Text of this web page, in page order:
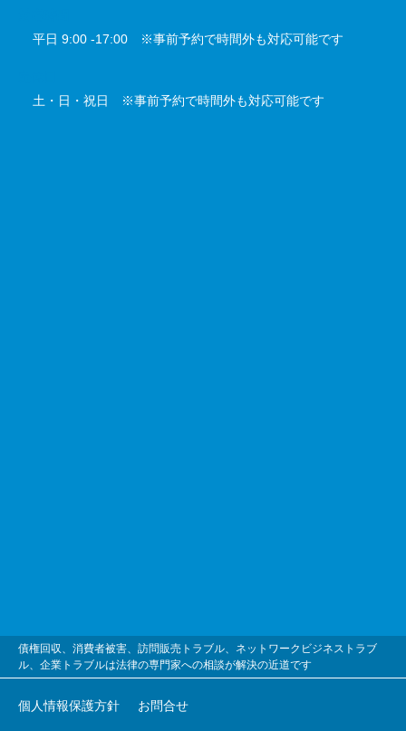
平日 9:00 -17:00 ※事前予約で時間外も対応可能です
土・日・祝日 ※事前予約で時間外も対応可能です
債権回収、消費者被害、訪問販売トラブル、ネットワークビジネストラブ
ル、企業トラブルは法律の専門家への相談が解決の近道です
個人情報保護方針 お問合せ